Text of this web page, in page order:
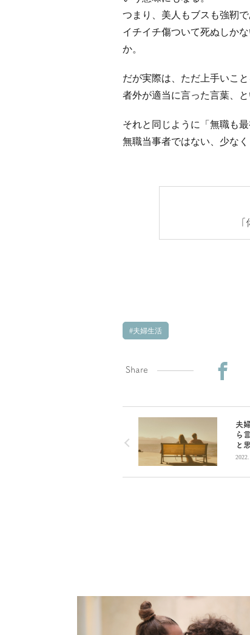
つまり、美人もブスも強靭
イチイチ傷ついて死ぬしか
か。
だが実際は、ただ上手いこ
者外が適当に言った言葉、
それと同じように「無職も
無職当事者ではない、少な
夫婦生活
Share
夫
ら
と
と